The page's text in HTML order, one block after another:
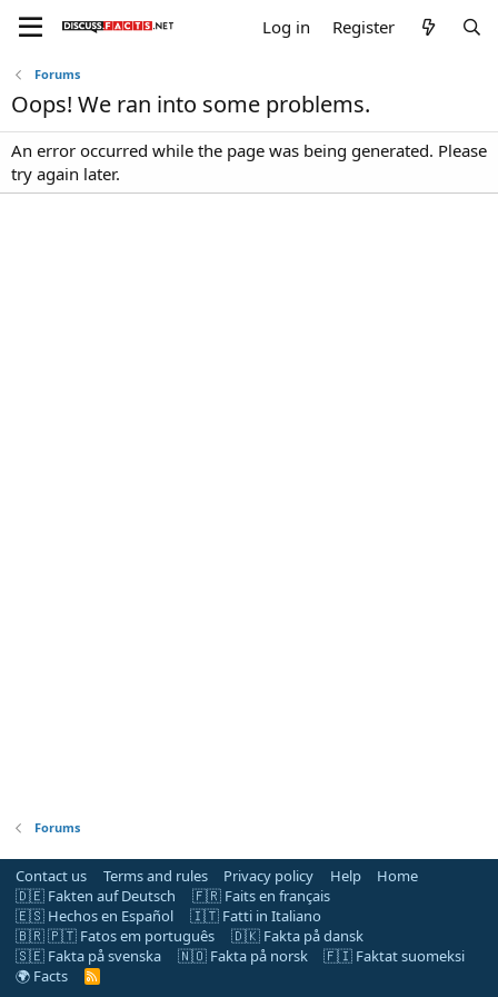
Log in Register
Forums
Oops! We ran into some problems.
An error occurred while the page was being generated. Please
try again later.
Forums
Contact us Terms and rules Privacy policy Help
Home
🇩🇪 Fakten auf Deutsch
🇫🇷 Faits en français
🇪🇸 Hechos en Español
🇮🇹 Fatti in Italiano
🇧🇷 🇵🇹 Fatos em português
🇩🇰 Fakta på dansk
🇸🇪 Fakta på svenska
🇳🇴 Fakta på norsk
🇫🇮 Faktat suomeksi
🌍 Facts
R